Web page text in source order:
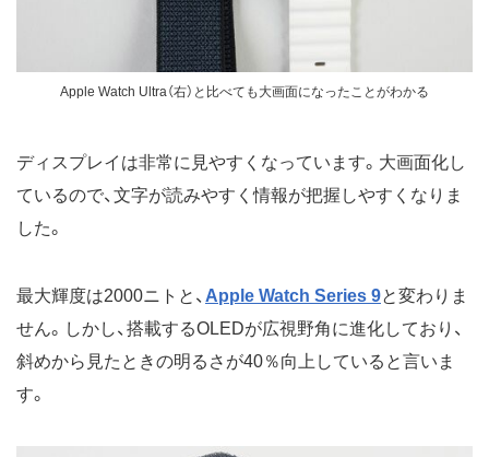
Apple Watch Ultra（右）と比べても大画面になったことがわかる
ディスプレイは非常に見やすくなっています。大画面化し
ているので、文字が読みやすく情報が把握しやすくなりま
した。
最大輝度は2000ニトと、 Apple Watch Series 9と変わりま
せん。しかし、搭載するOLEDが広視野角に進化しており、
斜めから見たときの明るさが40％向上していると言いま
す。